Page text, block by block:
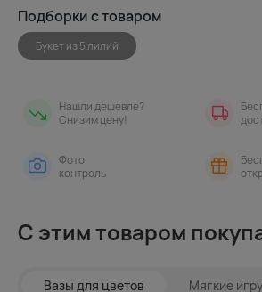
Подборки с товаром
Букет из 5 лилий
Нашли дешевле?
Снизим цену!
Фото
контроль
С этим товаром
Вазы для цветов Мягкие